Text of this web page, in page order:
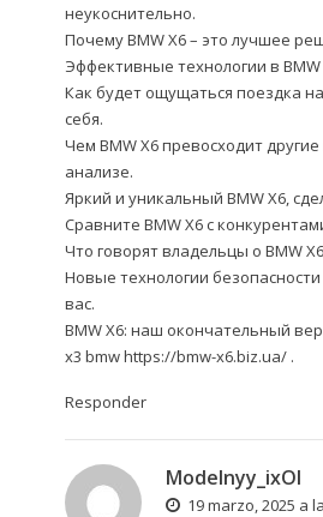
неукоснительно.
Почему BMW X6 – это лучшее
Эффективные технологии в
Как будет ощущаться поездка
себя.
Чем BMW X6 превосходит
анализе.
Яркий и уникальный BMW X6,
Сравните BMW X6 с
Что говорят владельцы о BMW
Новые технологии безопасности
вас.
BMW X6: наш окончательный
x3 bmwhttps://bmw-x6.biz.ua/.
Responder
Modelnyy_ixOl
19 marzo, 2025 a